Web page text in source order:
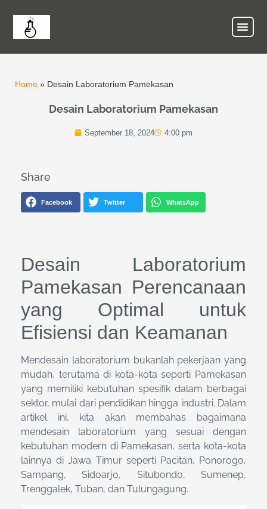
Home » Desain Laboratorium Pamekasan
Desain Laboratorium Pamekasan
September 18, 2024 4:00 pm
Share
Facebook Twitter WhatsApp
Desain Laboratorium
Pamekasan Perencanaan
yang Optimal untuk
Efisiensi dan Keamanan
Mendesain laboratorium bukanlah pekerjaan yang
mudah, terutama di kota-kota seperti Pamekasan
yang memiliki kebutuhan spesifik dalam berbagai
sektor, mulai dari pendidikan hingga industri. Dalam
artikel ini, kita akan membahas bagaimana
mendesain laboratorium yang sesuai dengan
kebutuhan modern di Pamekasan, serta kota-kota
lainnya di Jawa Timur seperti Pacitan, Ponorogo,
Sampang, Sidoarjo, Situbondo, Sumenep,
Trenggalek, Tuban, dan Tulungagung.